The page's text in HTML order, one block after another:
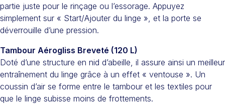
partie juste pour le rinçage ou l’essorage. Appuyez
simplement sur « Start/Ajouter du linge », et la porte se
déverrouille d’une pression.
Tambour Aérogliss Breveté (120 L)
Doté d’une structure en nid d’abeille, il assure ainsi un meilleur
entraînement du linge grâce à un effet « ventouse ». Un
coussin d’air se forme entre le tambour et les textiles pour
que le linge subisse moins de frottements.